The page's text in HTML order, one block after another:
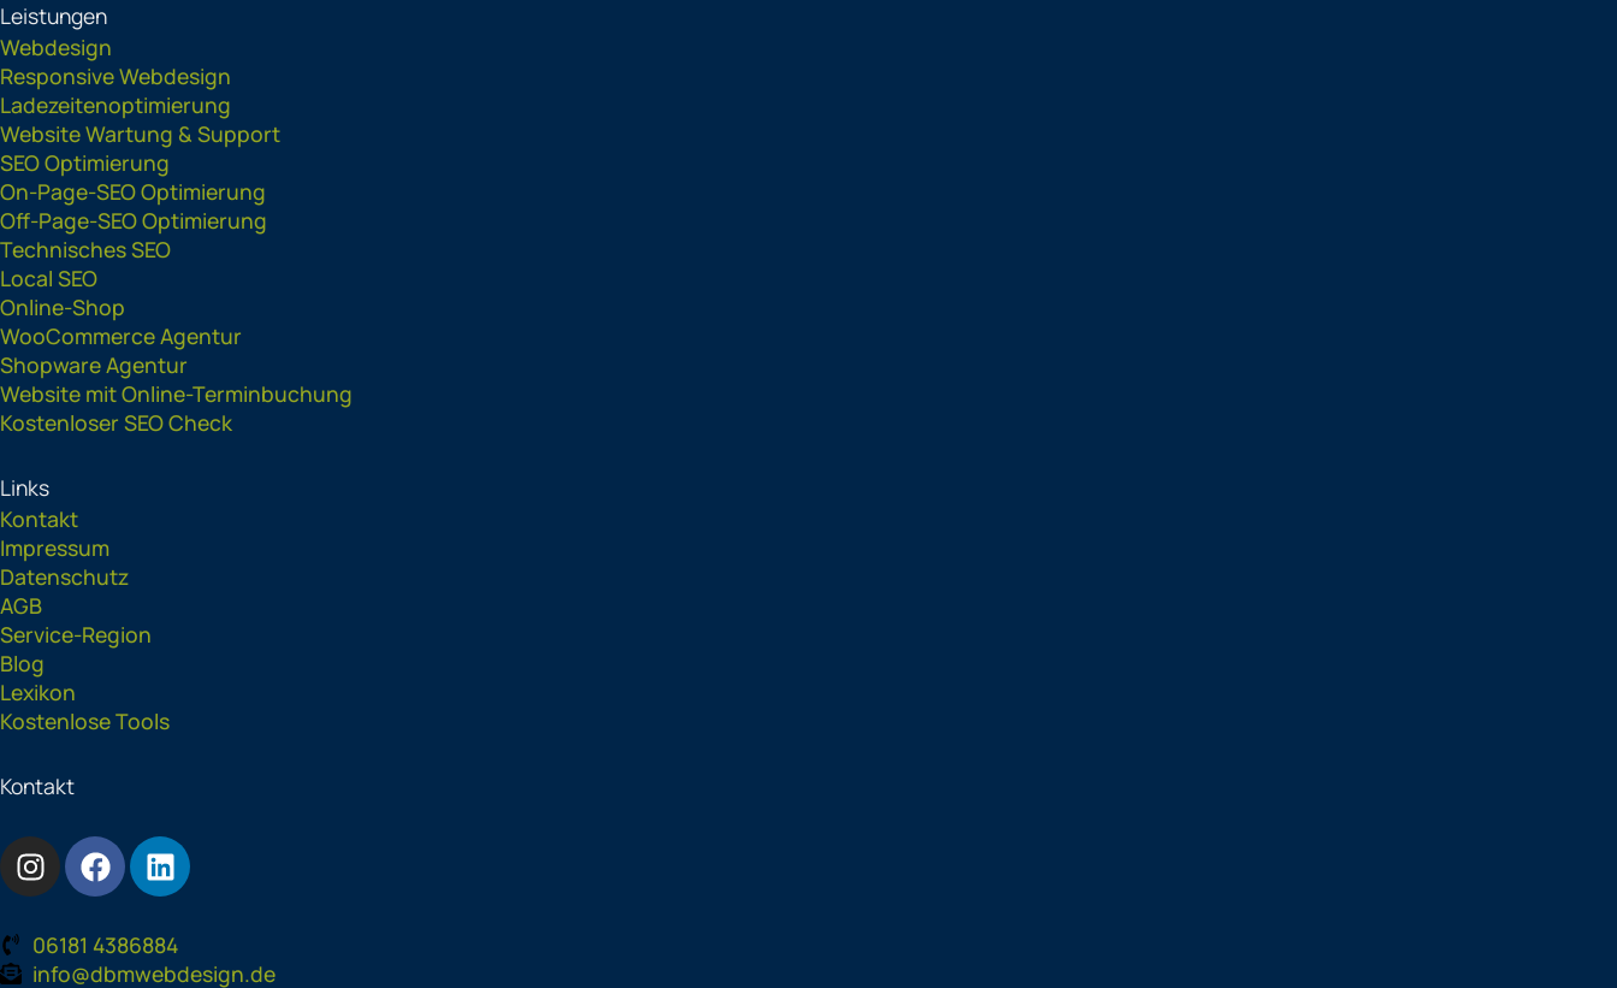
Leistungen
Webdesign
Responsive Webdesign
Ladezeitenoptimierung
Website Wartung & Support
SEO Optimierung
On-Page-SEO Optimierung
Off-Page-SEO Optimierung
Technisches SEO
Local SEO
Online-Shop
WooCommerce Agentur
Shopware Agentur
Website mit Online-Terminbuchung
Kostenloser SEO Check
Links
Kontakt
Impressum
Datenschutz
AGB
Service-Region
Blog
Lexikon
Kostenlose Tools
Kontakt
I
n
s
t
a
F
a
c
e
b
L
i
n
k
e
06181 4386884
info@dbmwebdesign.de